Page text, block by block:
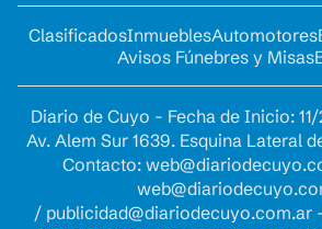
ClasificadosInmueblesAutomotores
Avisos Fúnebres y Misas
Diario de Cuyo - Fecha de Inicio:
Av. Alem Sur 1639. Esquina Lateral
Contacto:
/ publicidad@diariodecuyo.com.ar